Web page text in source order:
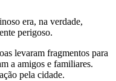
era, na verdade,
perigoso.
levaram fragmentos para
a amigos e familiares.
pela cidade.